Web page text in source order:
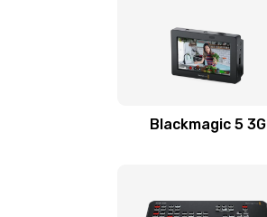
Blackmagic 5 3G